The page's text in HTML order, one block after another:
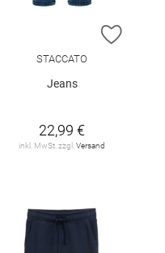
HINZUFÜGEN
ZUR
STACCATO
Jeans
22,99 €
inkl. MwSt. zzgl.Versand